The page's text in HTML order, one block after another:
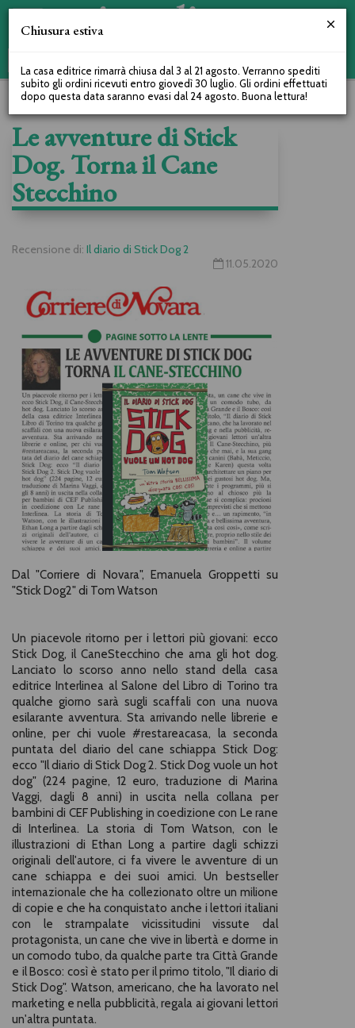
Le avventure di Stick
Dog. Torna il Cane
Stecchino
Recensione di: Il diario di Stick Dog 2
11.05.2020
Dal "Corriere di Novara", Emanuela Groppetti su
"Stick Dog2" di Tom Watson
Un piacevole ritorno per i lettori più giovani: ecco
Stick Dog, il Cane­Stecchino che ama gli hot dog.
Lanciato lo scorso anno nello stand della casa
editrice Interlinea al Salone del Libro di Torino tra
qualche giorno sarà sugli scaffali con una nuova
esilarante avventura. Sta arrivando nelle librerie e
online, per chi vuole #restareacasa, la seconda
puntata del diario del cane schiappa Stick Dog:
ecco "Il diario di Stick Dog 2. Stick Dog vuole un hot
dog" (224 pagine, 12 euro, traduzione di Marina
Vaggi, dagli 8 anni) in uscita nella collana per
bambini di CEF Publishing in coedizione con Le rane
di Interlinea. La storia di Tom Watson, con le
illustrazioni di Ethan Long a partire dagli schizzi
originali dell'autore, ci fa vivere le avventure di un
cane schiappa e dei suoi amici. Un bestseller
internazionale che ha collezionato oltre un milione
di copie e che ha conquistato anche i lettori italiani
con le strampalate vicissitudini vissute dal
protagonista, un cane che vive in libertà e dorme in
un comodo tubo, da qualche parte tra Città Grande
e il Bosco: così è stato per il primo titolo, "Il diario di
Stick Dog". Watson, americano, che ha lavorato nel
marketing e nella pubblicità, regala ai giovani lettori
un'altra puntata.
Chiusura estiva
La casa editrice rimarrà chiusa dal 3 al 21 agosto. Verranno spediti
subito gli ordini ricevuti entro giovedì 30 luglio. Gli ordini effettuati
dopo questa data saranno evasi dal 24 agosto. Buona lettura!